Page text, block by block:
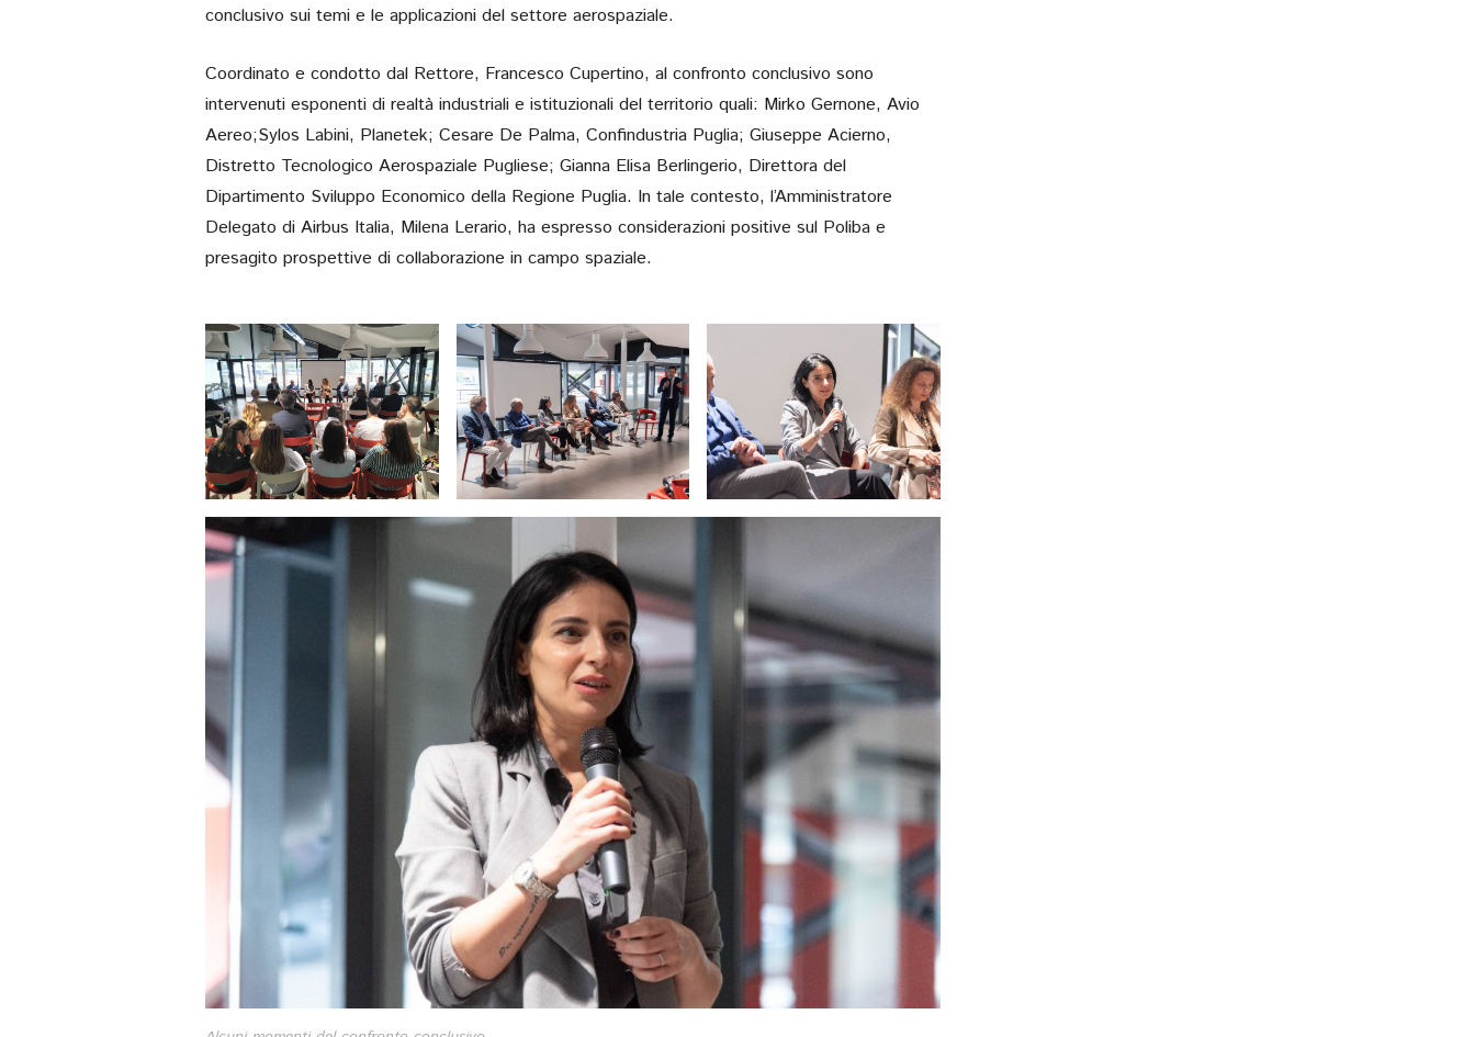
conclusivo sui temi e le applicazioni del settore aerospaziale.
Coordinato e condotto dal Rettore, Francesco Cupertino, al confronto conclusivo sono
intervenuti esponenti di realtà industriali e istituzionali del territorio quali: Mirko Gernone, Avio
Aereo;Sylos Labini, Planetek; Cesare De Palma, Confindustria Puglia; Giuseppe Acierno,
Distretto Tecnologico Aerospaziale Pugliese; Gianna Elisa Berlingerio, Direttora del
Dipartimento Sviluppo Economico della Regione Puglia. In tale contesto, l’Amministratore
Delegato di Airbus Italia, Milena Lerario, ha espresso considerazioni positive sul Poliba e
presagito prospettive di collaborazione in campo spaziale.